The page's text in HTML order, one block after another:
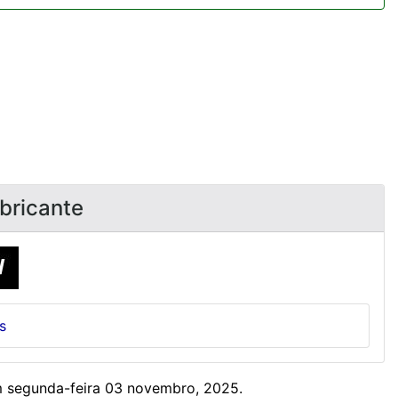
feira 03 novembro, 2025.